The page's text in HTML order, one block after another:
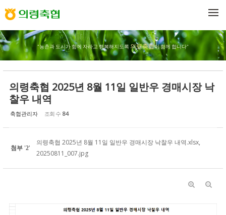
"농촌과 도시가 함께 자라고 행복해지도록 의령축협이 함께 합니다"
의령축협 2025년 8월 11일 일반우 경매시장 낙
찰우 내역
축협관리자 조회 수 84
첨부 '2'
의령축협 2025년 8월 11일 일반우 경매시장 낙찰우 내역.xlsx,
20250811_007.jpg